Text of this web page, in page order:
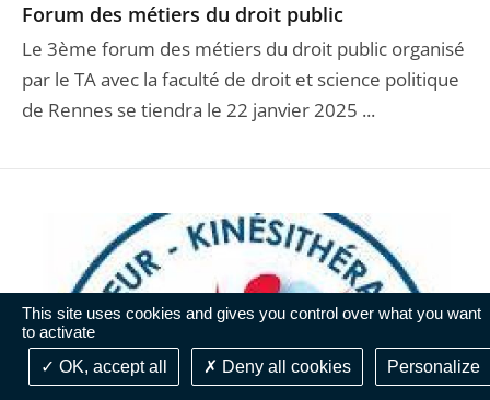
This site uses cookies and gives you control over what you want
to activate
OK, accept all
Deny all cookies Personalize
Forum des métiers du droit public
Le 3ème forum des métiers du droit public organisé
par le TA avec la faculté de droit et science politique
de Rennes se tiendra le 22 janvier 2025 ...